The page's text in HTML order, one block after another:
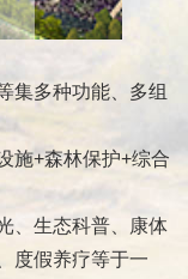
集多种功能、多组
施+森林保护+综合
、生态科普、康体
度假养疗等于一